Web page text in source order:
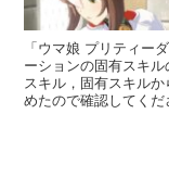
「ウマ娘 プリティー
ーションの固有スキ
スキル，固有スキル
めたので確認してくだ